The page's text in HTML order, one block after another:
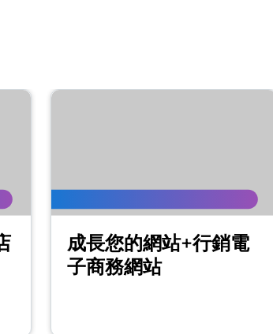
1m
們」區段
2m 44s
2m 56s
成長您的網站+行銷電
子商務網站